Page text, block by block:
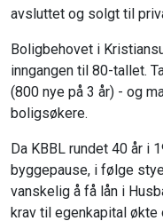
avsluttet og solgt til
Boligbehovet i
inngangen til 80-tallet.
(800 nye på 3 år) - og
boligsøkere.
Da KBBL rundet 40 år i
byggepause, i følge
vanskelig å få lån i
krav til egenkapital